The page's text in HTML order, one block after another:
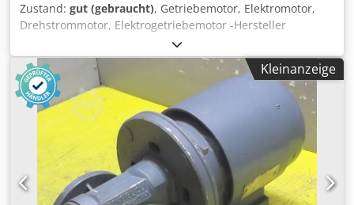
Zustand: gut (gebraucht), Getriebemotor, Elektromotor,
Drehstrommotor, Elektrogetriebemotor -Hersteller
Getriebe: Bonfiglioli Typ MVF 49/P -Drehzahlen: 20,4 U/min
i= 45 -Hersteller Motor ABB MU71B14-6 MK129106-S
Cjdpfsw Admyex Alceha -Leistung: 0,25 kW -Bauform: B5
Winkel -Hohlwelle: Ø 25 x 80 mm -Schutzart: IP 55 -Anzahl:
3x Getriebemotor vorhanden -Preis: pro Stück -
Abmessungen: 350/170/H180 mm -Gewicht: 8,5 kg
Kleinanzeige